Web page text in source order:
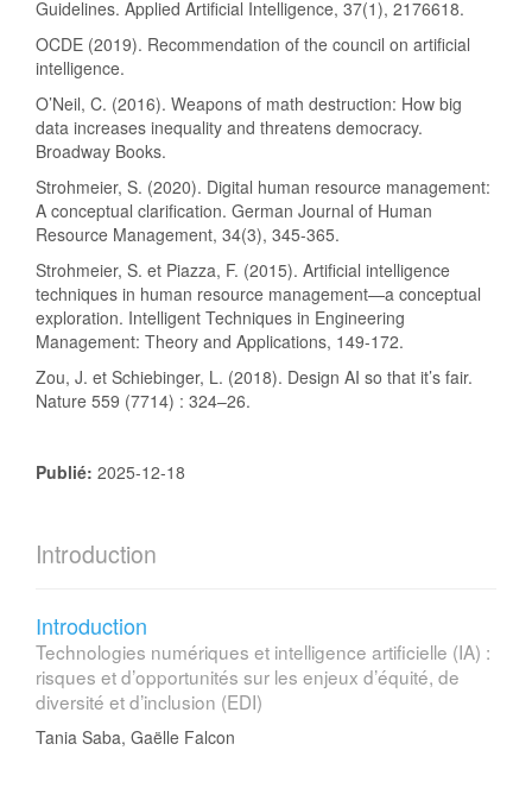
Guidelines. Applied Artificial Intelligence, 37(1), 2176618.
OCDE (2019). Recommendation of the council on artificial
intelligence.
O’Neil, C. (2016). Weapons of math destruction: How big
data increases inequality and threatens democracy.
Broadway Books.
Strohmeier, S. (2020). Digital human resource management:
A conceptual clarification. German Journal of Human
Resource Management, 34(3), 345-365.
Strohmeier, S. et Piazza, F. (2015). Artificial intelligence
techniques in human resource management—a conceptual
exploration. Intelligent Techniques in Engineering
Management: Theory and Applications, 149-172.
Zou, J. et Schiebinger, L. (2018). Design AI so that it’s fair.
Nature 559 (7714) : 324–26.
Publié: 2025-12-18
Introduction
Introduction
Technologies numériques et intelligence artificielle (IA) :
risques et d’opportunités sur les enjeux d’équité, de
diversité et d’inclusion (EDI)
Tania Saba, Gaëlle Falcon